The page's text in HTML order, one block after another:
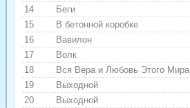
14
Беги
15
В бетонной коробке
16
Вавилон
17
Волк
18
Вся Вера и Любовь Этого Мира
19
Выходной
20
Выходной